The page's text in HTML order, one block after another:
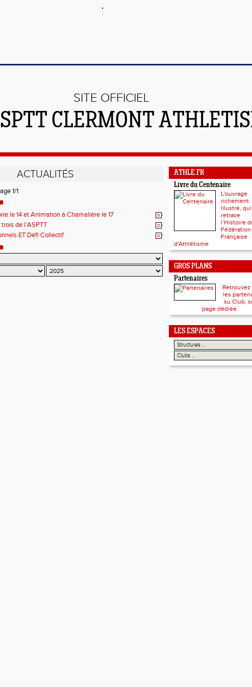
SITE OFFICIEL
CLERMONT
ACTUALITÉS
1/1
le 14 et Animation à Chamalière le 17
de l’ASPTT
ET Défi Collectif
ATHLE.FR
Livre du Centenaire
L'ouvrage
richement
illustré, qui
retrace
l’Histoire
Fédération
Française
d'Athlétisme.
GROS PLANS
Partenaires
Retrouvez
les
su Club,
page dédiée.
LES ESPACES